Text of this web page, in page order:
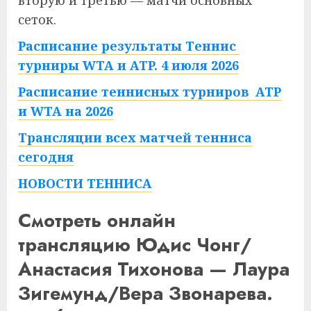
сеток.
Расписание результаты Теннис
турниры WTA и ATP. 4 июля 2026
Расписание теннисных турниров ATP
и WTA на 2026
Трансляции всех матчей тенниса
сегодня
НОВОСТИ ТЕННИСА
Смотреть онлайн
трансляцию Юдис Чонг/
Анастасия Тихонова — Лаура
Зигемунд/Вера Звонарева.